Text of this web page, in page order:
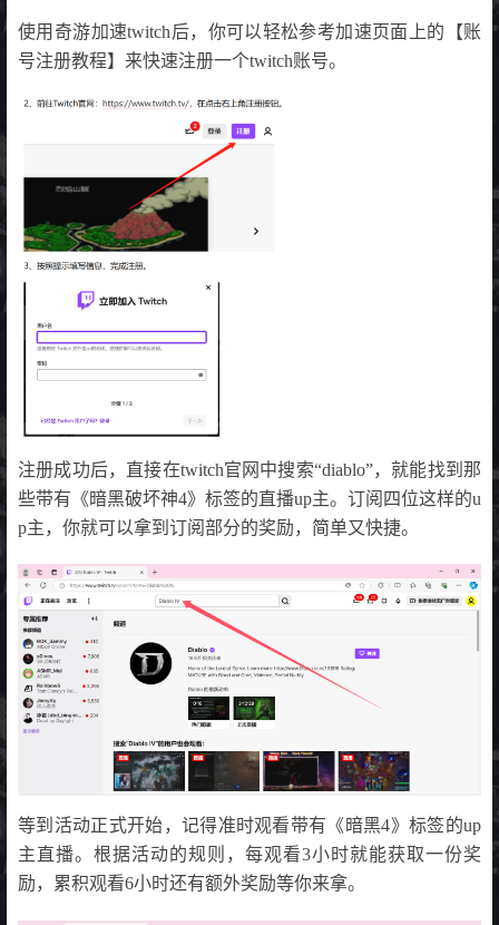
使用奇游加速twitch后，你可以轻松参考加速页面上的【账
号注册教程】来快速注册一个twitch账号。
注册成功后，直接在twitch官网中搜索“diablo”，就能找到那
些带有《暗黑破坏神4》标签的直播up主。订阅四位这样的u
p主，你就可以拿到订阅部分的奖励，简单又快捷。
等到活动正式开始，记得准时观看带有《暗黑4》标签的up
主直播。根据活动的规则，每观看3小时就能获取一份奖
励，累积观看6小时还有额外奖励等你来拿。